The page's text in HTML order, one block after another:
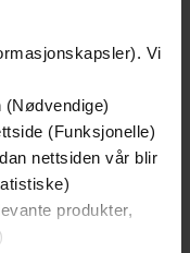
Vi
(Nødvendige)
(Funksjonelle)
nettsiden vår blir
produkter,
129,-
Utskudd
Jørn Lier Horst